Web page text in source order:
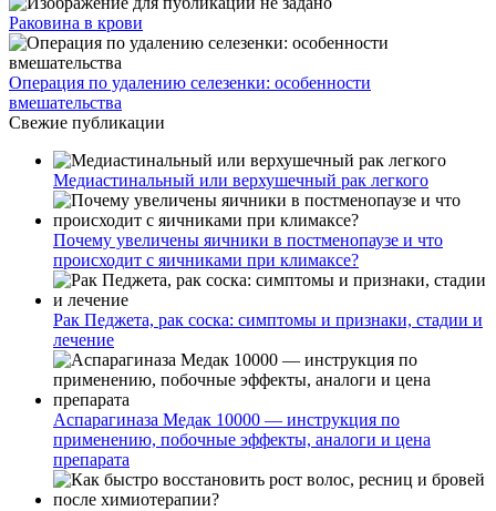
Раковина в крови
Операция по удалению селезенки: особенности
вмешательства
Свежие публикации
Медиастинальный или верхушечный рак легкого
Почему увеличены яичники в постменопаузе и что
происходит с яичниками при климаксе?
Рак Педжета, рак соска: симптомы и признаки, стадии и
лечение
Аспарагиназа Медак 10000 — инструкция по
применению, побочные эффекты, аналоги и цена
препарата